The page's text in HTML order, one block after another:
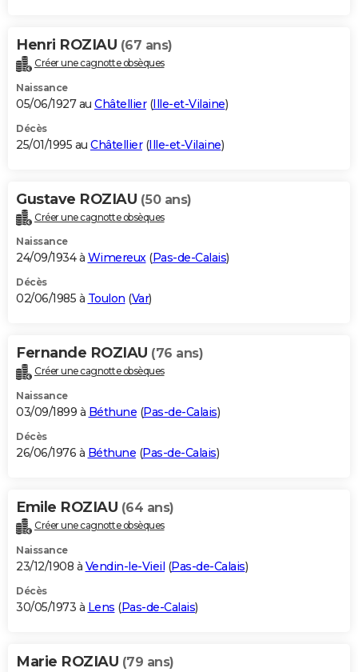
Henri ROZIAU (67 ans)
Créer une cagnotte obsèques
Naissance
05/06/1927 au Châtellier(Ille-et-Vilaine)
Décès
25/01/1995 au Châtellier(Ille-et-Vilaine)
Gustave ROZIAU (50 ans)
Créer une cagnotte obsèques
Naissance
24/09/1934 à Wimereux(Pas-de-Calais)
Décès
02/06/1985 à Toulon (Var)
Fernande ROZIAU (76 ans)
Créer une cagnotte obsèques
Naissance
03/09/1899 à Béthune (Pas-de-Calais)
Décès
26/06/1976 à Béthune (Pas-de-Calais)
Emile ROZIAU (64 ans)
Créer une cagnotte obsèques
Naissance
23/12/1908 à Vendin-le-Vieil (Pas-de-Calais)
Décès
30/05/1973 à Lens (Pas-de-Calais)
Marie ROZIAU (79 ans)